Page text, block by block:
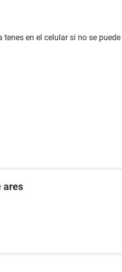
tenes en el celular si no se puede
ares